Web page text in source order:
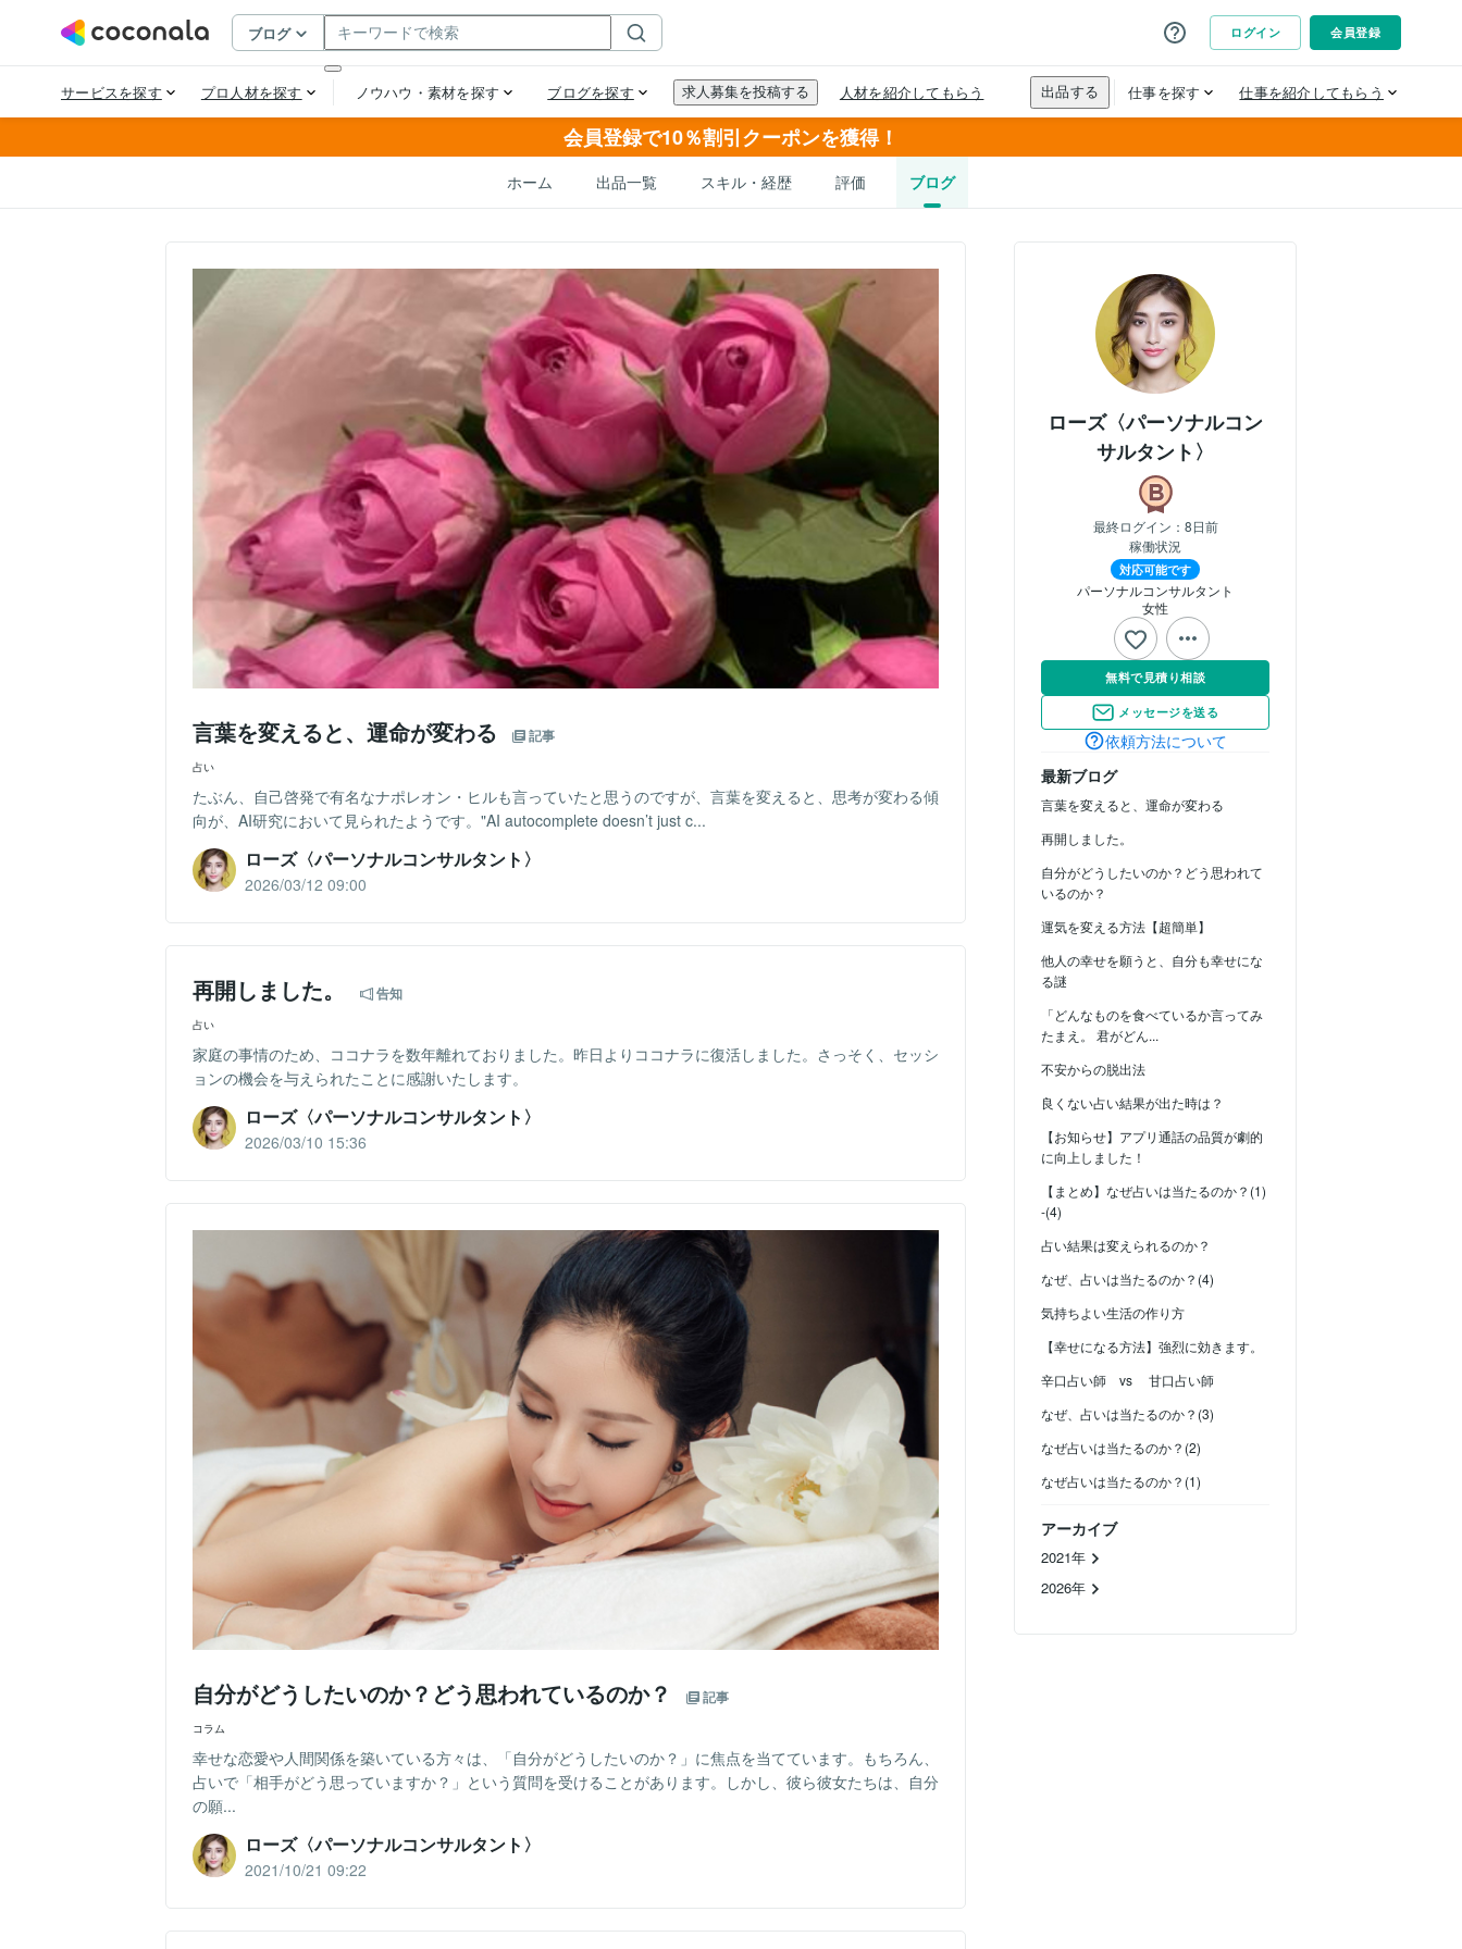
会員登録で10％割引クーポンを獲得！
ホーム 出品一覧 スキル・経歴 評価 ブログ
ローズ〈パーソナルコン
サルタント〉
最終ログイン： 8日前
稼働状況
対応可能です
パーソナルコンサルタント
女性
無料で見積り相談
メッセージを送る
依頼方法について
最新ブログ
言葉を変えると、運命が変わる
再開しました。
自分がどうしたいのか？どう思われて
いるのか？
運気を変える方法【超簡単】
他人の幸せを願うと、自分も幸せにな
る謎
「どんなものを食べているか言ってみ
たまえ。 君がどん...
不安からの脱出法
良くない占い結果が出た時は？
【お知らせ】アプリ通話の品質が劇的
に向上しました！
【まとめ】なぜ占いは当たるのか？(1)
-(4)
占い結果は変えられるのか？
なぜ、占いは当たるのか？(4)
気持ちよい生活の作り方
【幸せになる方法】強烈に効きます。
辛口占い師 vs 甘口占い師
なぜ、占いは当たるのか？(3)
なぜ占いは当たるのか？(2)
なぜ占いは当たるのか？(1)
アーカイブ
2021年
2026年
言葉を変えると、運命が変わる 記事
占い
たぶん、自己啓発で有名なナポレオン・ヒルも言っていたと思うのですが、言葉を変えると、思考が変わる傾
向が、AI研究において見られたようです。"AI autocomplete doesn’t just c...
ローズ〈パーソナルコンサルタント〉
2026/03/12 09:00
再開しました。 告知
占い
家庭の事情のため、ココナラを数年離れておりました。昨日よりココナラに復活しました。さっそく、セッシ
ョンの機会を与えられたことに感謝いたします。
ローズ〈パーソナルコンサルタント〉
2026/03/10 15:36
自分がどうしたいのか？どう思われているのか？ 記事
コラム
幸せな恋愛や人間関係を築いている方々は、「自分がどうしたいのか？」に焦点を当てています。もちろん、
占いで「相手がどう思っていますか？」という質問を受けることがあります。しかし、彼ら彼女たちは、自分
の願...
ローズ〈パーソナルコンサルタント〉
2021/10/21 09:22